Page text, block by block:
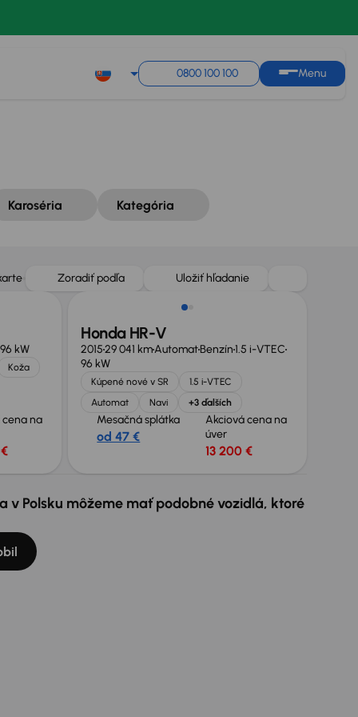
0800 100 100 Menu
Karoséria Kategória
Zoradiť podľa Uložiť hľadanie
96 kW
Koža
na
Honda HR-V
201529 041 kmAutomatBenzín1.5 i-VTEC
96 kW
Kúpené nové v SR
1.5 i-VTEC
Automat
Navi +3 ďalších
Mesačná splátka
od 47 €
Akciová cena na
úver
13 200 €
v Polsku môžeme mať podobné vozidlá, ktoré